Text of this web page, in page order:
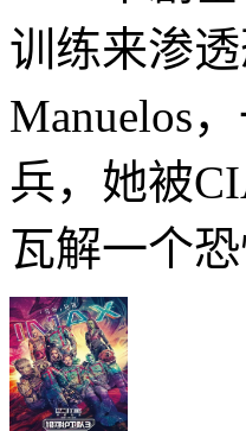
训练来渗
Manuelos
兵，她被
瓦解一个